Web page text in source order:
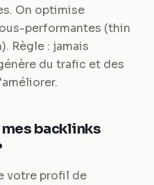
On optimise
performantes (thin
Règle : jamais
du trafic et des
backlinks
votre profil de